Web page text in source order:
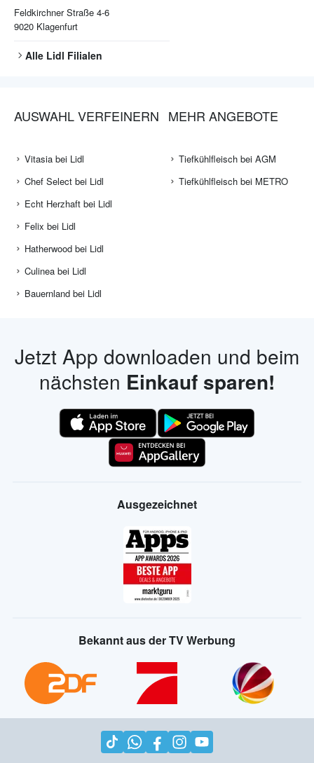
Feldkirchner Straße 4-6
9020 Klagenfurt
Alle Lidl Filialen
AUSWAHL VERFEINERN
Vitasia bei Lidl
Chef Select bei Lidl
Echt Herzhaft bei Lidl
Felix bei Lidl
Hatherwood bei Lidl
Culinea bei Lidl
Bauernland bei Lidl
MEHR ANGEBOTE
Tiefkühlfleisch bei AGM
Tiefkühlfleisch bei METRO
Jetzt App downloaden und beim
nächsten Einkauf sparen!
Ausgezeichnet
Bekannt aus der TV Werbung